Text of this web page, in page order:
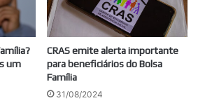
um
CRAS emite alerta importante
para beneficiários do Bolsa
Família
31/08/2024